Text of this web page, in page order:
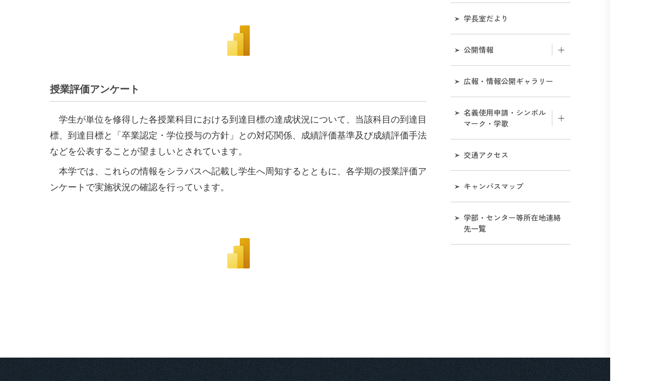
授業評価アンケート
学生が単位を修得した各授業科目における到達目標の達成状況について、当該科目の到達目
標、到達目標と「卒業認定・学位授与の方針」との対応関係、成績評価基準及び成績評価手法
などを公表することが望ましいとされています。
本学では、これらの情報をシラバスへ記載し学生へ周知するとともに、各学期の授業評価ア
ンケートで実施状況の確認を行っています。
役職員
教育研究評議会
経営協議会
学部・センター等所在地連
学長室だより
公開情報
組織
評価・監査に関する情報
大学等の設置に係る設置計
画書及び設置計画履行状況
報告書等に関する情報
学長選考
期間末に⽬指す専任教員の
広報・情報公開ギャラリー
名義使用申請・シンボル
マーク・学歌
名義使用申請について
いて［和歌山大学視覚表現
学歌
交通アクセス
キャンパスマップ
学部・センター等所在地連絡
先一覧